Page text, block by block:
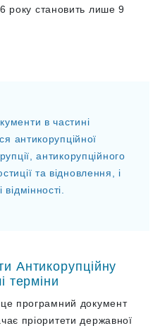
року становить лише 9
в частині
антикорупційної
антикорупційного
та відновлення, і
Антикорупційну
терміни
програмний документ
пріоритети державної